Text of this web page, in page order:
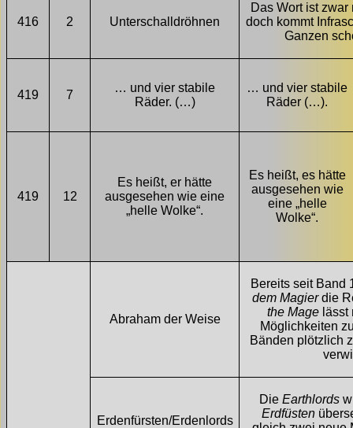
416 2 Unterschalldröhnen
Das Wort ist
doch kommt
Ganzen
419 7
… und vier stabile
Räder. (…)
… und vier stabile
Räder (…).
419 12
Es heißt, er hätte
ausgesehen wie eine
„helle Wolke“.
Es heißt, es hätte
ausgesehen wie
eine „helle
Wolke“.
Abraham der Weise
Bereits seit Band
dem Magierdie
the Magelässt
Möglichkeiten
Bänden plötzlich
Erdenfürsten/Erdenlords
Die Earthlords
Erdfüsten